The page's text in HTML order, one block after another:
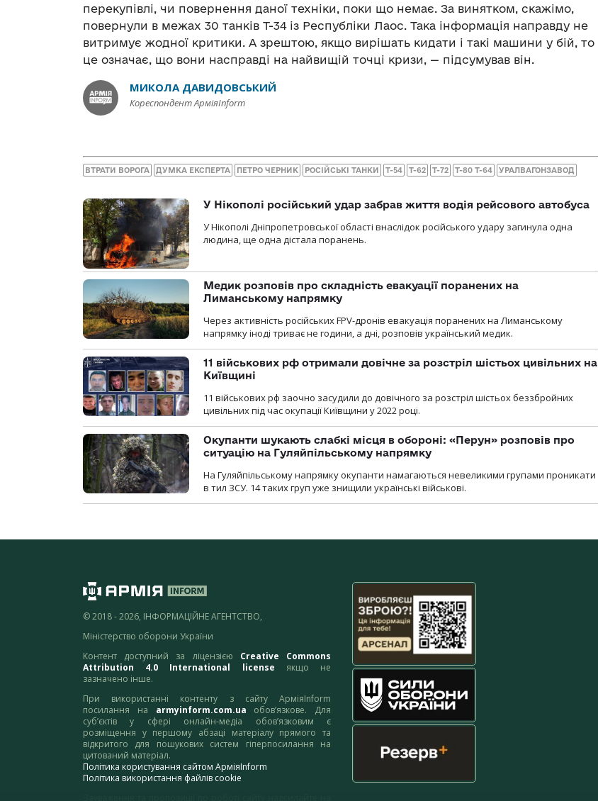
перекупівлі, чи повернення даної техніки, поки що немає. За винятком, скажімо,
повернули в межах 30 танків Т-34 із Республіки Лаос. Така інформація направду не
витримує жодної критики. А зрештою, якщо вирішать кидати і такі машини у бій, то
це означає, що вони насправді на найвищій точці кризи, — підсумував він.
МИКОЛА ДАВИДОВСЬКИЙ
Кореспондент АрміяInform
ВТРАТИ ВОРОГА ДУМКА ЕКСПЕРТА ПЕТРО ЧЕРНИК РОСІЙСЬКІ ТАНКИ Т-54 Т-62 Т-72 Т-80 Т-64 УРАЛВАГОНЗАВОД
У Нікополі російський удар забрав життя водія рейсового автобуса
У Нікополі Дніпропетровської області внаслідок російського удару загинула одна
людина, ще одна дістала поранень.
Медик розповів про складність евакуації поранених на
Лиманському напрямку
Через активність російських FPV-дронів евакуація поранених на Лиманському
напрямку іноді триває не години, а дні, розповів український медик.
11 військових рф отримали довічне за розстріл шістьох цивільних на
Київщині
11 військових рф заочно засудили до довічного за розстріл шістьох беззбройних
цивільних під час окупації Київщини у 2022 році.
Окупанти шукають слабкі місця в обороні: «Перун» розповів про
ситуацію на Гуляйпільському напрямку
На Гуляйпільському напрямку окупанти намагаються невеликими групами проникати
в тил ЗСУ. 14 таких груп уже знищили українські військові.
© 2018 - 2026, ІНФОРМАЦІЙНЕ АГЕНТСТВО,
Міністерство оборони України
Контент доступний за ліцензією Creative Commons
Attribution 4.0 International license якщо не
зазначено інше.
При використанні контенту з сайту АрміяInform
посилання на armyinform.com.ua обов’язкове. Для
суб’єктів у сфері онлайн-медіа обов’язковим є
розміщення у першому абзаці матеріалу прямого та
відкритого для пошукових систем гіперпосилання на
цитований матеріал.
Політика користування сайтом АрміяInform
Політика використання файлів cookie